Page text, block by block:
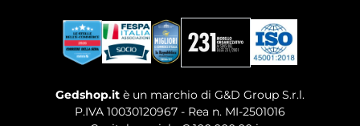
Gedshop.it è un marchio di G&D Group S.r.l.
P.IVA 10030120967 - Rea n. MI-2501016